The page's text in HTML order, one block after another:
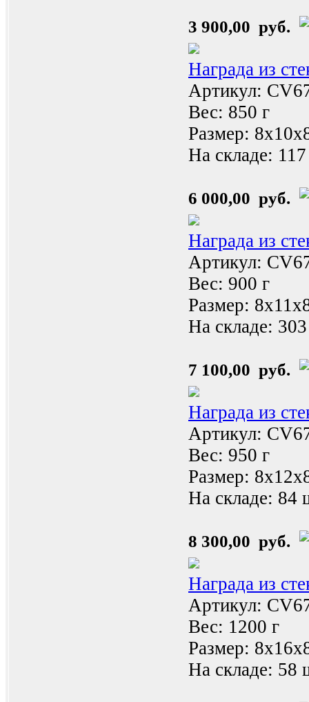
3 900,00 руб.
Награда из
Артикул:
Вес: 850 г
Размер:
На складе:
6 000,00 руб.
Награда из
Артикул:
Вес: 900 г
Размер:
На складе:
7 100,00 руб.
Награда из
Артикул:
Вес: 950 г
Размер:
На складе: 84
8 300,00 руб.
Награда из
Артикул:
Вес: 1200 г
Размер:
На складе: 58